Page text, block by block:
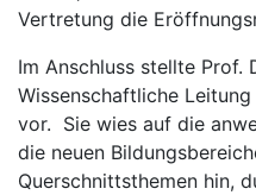
Vertretung die
Im Anschluss stellte Prof.
Wissenschaftliche
vor. Sie wies auf die
die neuen
Querschnittsthemen hin,